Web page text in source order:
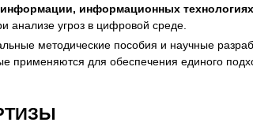
информационных
анализе угроз в цифровой среде.
методические пособия и научные
применяются для обеспечения единого